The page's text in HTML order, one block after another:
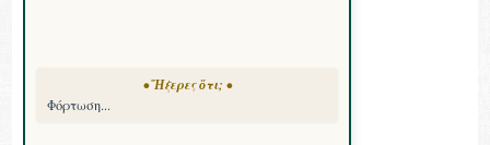
• Ἤξερες ὅτι; •
Φόρτωση...